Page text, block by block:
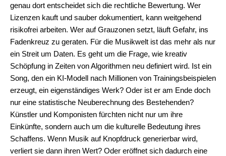
genau dort entscheidet sich die rechtliche Bewertung. Wer
Lizenzen kauft und sauber dokumentiert, kann weitgehend
risikofrei arbeiten. Wer auf Grauzonen setzt, läuft Gefahr, ins
Fadenkreuz zu geraten. Für die Musikwelt ist das mehr als nur
ein Streit um Daten. Es geht um die Frage, wie kreativ
Schöpfung in Zeiten von Algorithmen neu definiert wird. Ist ein
Song, den ein KI-Modell nach Millionen von Trainingsbeispielen
erzeugt, ein eigenständiges Werk? Oder ist er am Ende doch
nur eine statistische Neuberechnung des Bestehenden?
Künstler und Komponisten fürchten nicht nur um ihre
Einkünfte, sondern auch um die kulturelle Bedeutung ihres
Schaffens. Wenn Musik auf Knopfdruck generierbar wird,
verliert sie dann ihren Wert? Oder eröffnet sich dadurch eine